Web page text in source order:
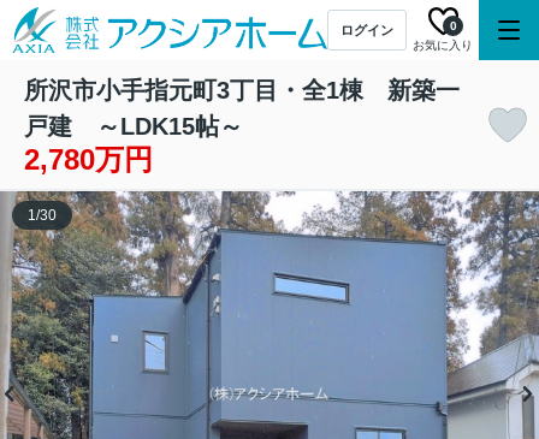
ログイン
お気に入り
0
所沢市小手指元町3丁目・全1棟 新築一
戸建 ～LDK15帖～
2,780万円
1/30